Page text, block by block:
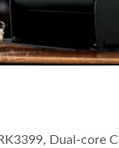
Dual-core